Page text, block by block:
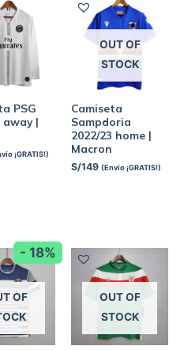
PSG
away |
¡GRATIS!)
OUT OF
STOCK
Camiseta
Sampdoria
2022/23 home |
Macron
S/149 (Envío ¡GRATIS!)
- 18%
OF
OUT OF
STOCK